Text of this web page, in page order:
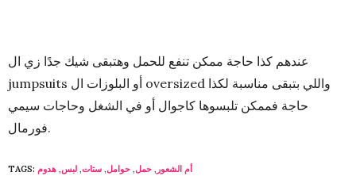
عندهم كذا حاجة ممكن تنفع للحمل وهتبقى شيك جدًا زي ال
jumpsuits أو البلوزات ال oversized واللي بتبقى مناسبة لكذا
حاجة فممكن تلبسوها كاجوال أو في الشغل وحاجات سيمي
فورمال.
TAGS: أم الشعور , حمل, حوامل, ستات, لبس, هدوم